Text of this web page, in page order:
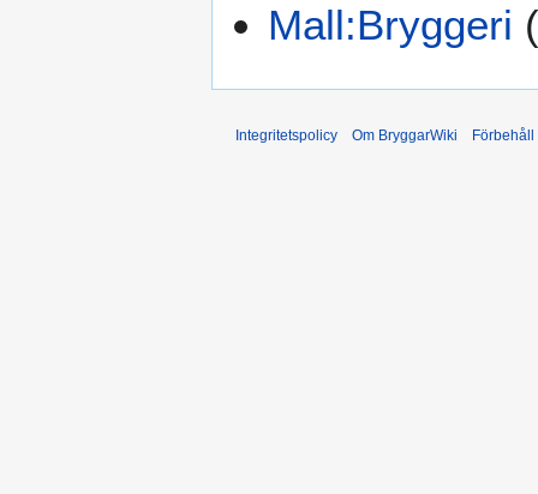
Mall:Bryggeri
Integritetspolicy Om BryggarWiki Förbehåll